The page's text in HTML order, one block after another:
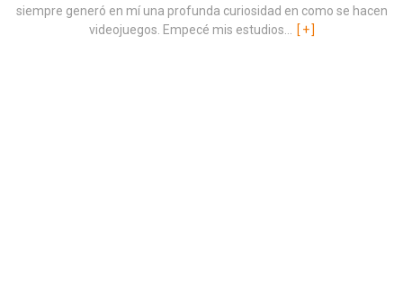
siempre generó en mí una profunda curiosidad en como se hacen
videojuegos. Empecé mis estudios...
[ + ]